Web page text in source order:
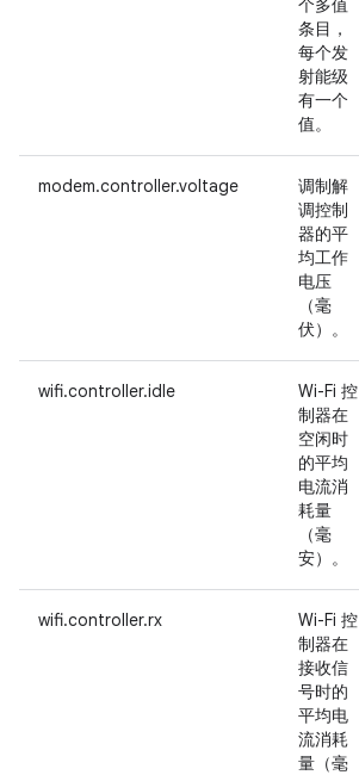
个多值
条目，
每个发
射能级
有一个
值。
modem.controller.voltage
调制解
调控制
器的平
均工作
电压
（毫
伏）。
wifi.controller.idle
Wi-Fi 控
制器在
空闲时
的平均
电流消
耗量
（毫
安）。
wifi.controller.rx
Wi-Fi 控
制器在
接收信
号时的
平均电
流消耗
量（毫